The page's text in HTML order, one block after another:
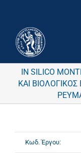
IN SILICO
ΚΑΙ
Κωδ. Έργου: